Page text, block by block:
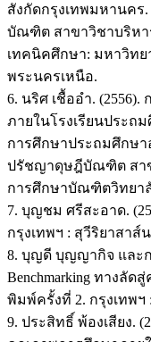
สังกัดกรุงเทพมหานค
บัณฑิต สาขาวิชาบริหา
เทคนิคศึกษา: มหาวิทย
พระนครเหนือ.
6. นริศ เชื้ออำ.
ภายในโรงเรียนประถ
การศึกษาประถมศึกษ
ปรัชญาดุษฎีบัณฑิต สา
การศึกษาบัณฑิตวิทยา
7. บุญชม ศรีสะอาด.
กรุงเทพฯ : สุวีริยาสาส์
8. บุญดี บุญญากิจ และ
Benchmarking ทางลัด
พิมพ์ครั้งที่ 2. กรุงเทพ
9. ประสิทธิ์ พ้องเสียง.